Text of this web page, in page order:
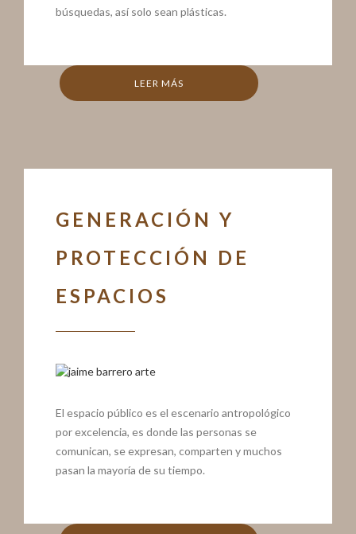
búsquedas, así solo sean plásticas.
LEER MÁS
GENERACIÓN Y
PROTECCIÓN DE
ESPACIOS
El espacio público es el escenario antropológico
por excelencia, es donde las personas se
comunican, se expresan, comparten y muchos
pasan la mayoría de su tiempo.